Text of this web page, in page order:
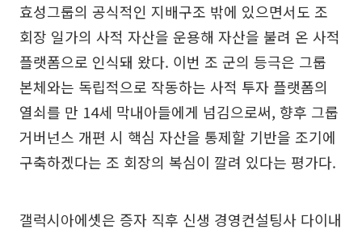
효성그룹의 공식적인 지배구조 밖에 있으면서도 조
회장 일가의 사적 자산을 운용해 자산을 불려 온 사적
플랫폼으로 인식돼 왔다. 이번 조 군의 등극은 그룹
본체와는 독립적으로 작동하는 사적 투자 플랫폼의
열쇠를 만 14세 막내아들에게 넘김으로써, 향후 그룹
거버넌스 개편 시 핵심 자산을 통제할 기반을 조기에
구축하겠다는 조 회장의 복심이 깔려 있다는 평가다.
갤럭시아에셋은 증자 직후 신생 경영컨설팅사 다이내